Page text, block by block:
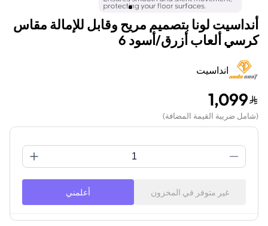
أنداسيت لونا بتصميم مريح وقابل للإمالة مقاس
كرسي ألعاب أزرق/أسود 6
انداسيت
1,099
(شامل ضريبة القيمة المضافة)
غير متوفر في المخزون أعلمني